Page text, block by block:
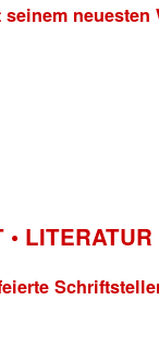
neuesten
LITERATUR